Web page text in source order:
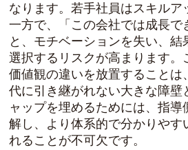
なります。若手社員はスキルア
一方で、「この会社では成長で
と、モチベーションを失い、結
選択するリスクが高まります。
価値観の違いを放置することは
代に引き継がれない大きな障壁
ャップを埋めるためには、指導
解し、より体系的で分かりやす
れることが不可欠です。